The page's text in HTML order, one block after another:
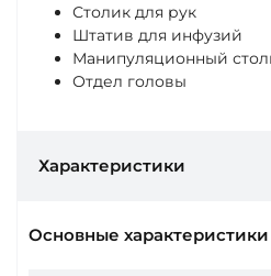
Столик для рук
Штатив для инфузий
Манипуляционный
Отдел головы
Характеристики
Основные характеристики